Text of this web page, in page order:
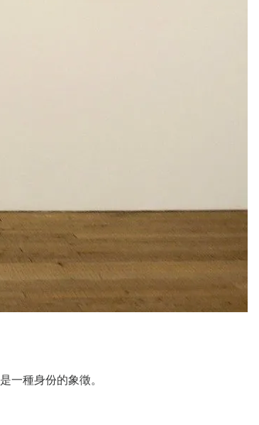
一種身份的象徵。